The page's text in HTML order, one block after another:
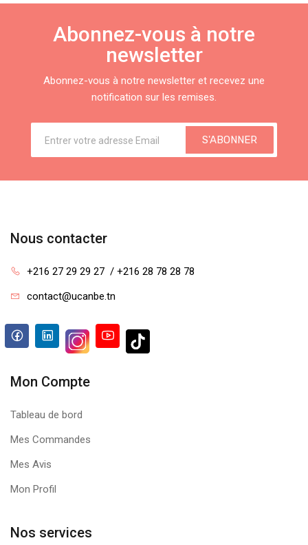
Abonnez-vous à notre
newsletter
Abonnez-vous à notre newsletter et recevez une
notification sur les remises.
S'ABONNER
Nous contacter
+216 27 29 29 27  / +216 28 78 28 78
contact@ucanbe.tn
Mon Compte
Tableau de bord
Mes Commandes
Mes Avis
Mon Profil
Nos services